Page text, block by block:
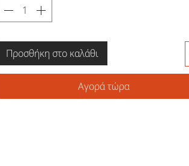
Προσθήκη στο καλάθι
Αγορά τώρα